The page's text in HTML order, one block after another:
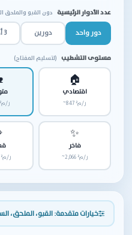
عدد الأدوار الرئيسية دون القبو والملحق
دور واحد دورين 3 أدوار
مستوى التشطيب (لتسليم المفتاح)
🏠
اقتصادي
~847 ر/م² ~1,059 ر/م²
✨
فاخر
~2,066 ر/م² +2,860 ر/م²
خيارات متقدمة: القبو، الملحق،